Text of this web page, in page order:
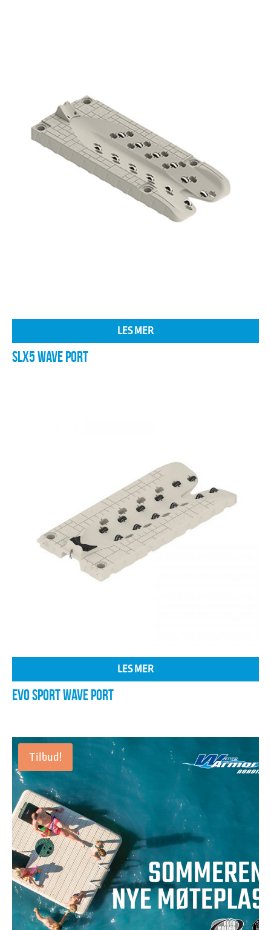
LES MER
SLX5 WAVE PORT
LES MER
EVO SPORT WAVE PORT
Tilbud!